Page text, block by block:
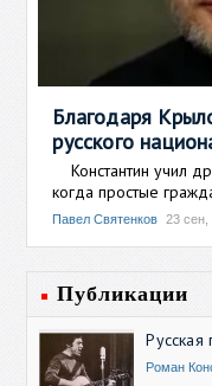
Благодаря
русского
Константин учил
когда простые
Павел Святенков 23 сен,
Публикации
Роман